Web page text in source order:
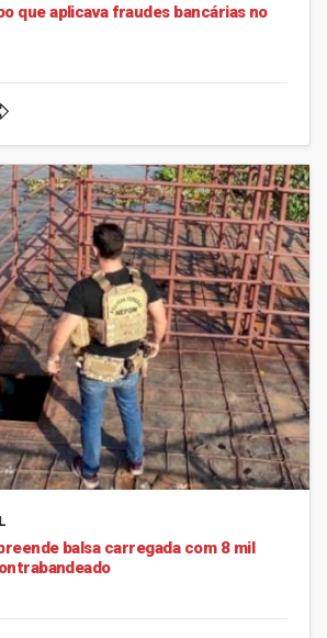
que aplicava fraudes bancárias no
balsa carregada com 8 mil